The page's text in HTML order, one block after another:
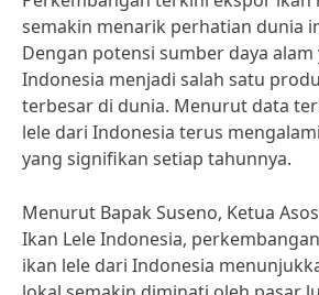
semakin menarik perhatian dunia
Dengan potensi sumber daya
Indonesia menjadi salah satu
terbesar di dunia. Menurut data
lele dari Indonesia terus
yang signifikan setiap tahunnya.
Menurut Bapak Suseno, Ketua
Ikan Lele Indonesia,
ikan lele dari Indonesia